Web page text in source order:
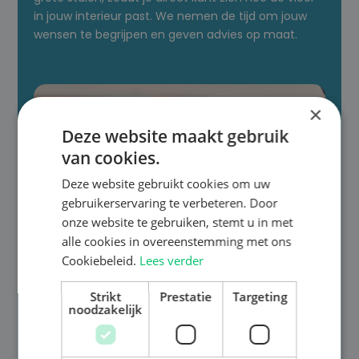
in jouw interieur past. We nemen de tijd om jouw
wensen te begrijpen en geven advies op maat.
×
Deze website maakt gebruik
van cookies.
Deze website gebruikt cookies om uw
gebruikerservaring te verbeteren. Door
onze website te gebruiken, stemt u in met
alle cookies in overeenstemming met ons
Cookiebeleid. Lees verder
Strikt
noodzakelijk
Prestatie Targeting